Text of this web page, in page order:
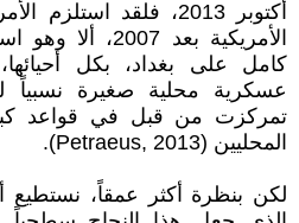
أكتوبر 2013، فلقد
الأمريكية بعد
كامل على بغداد، بكل
عسكرية محلية صغيرة نسبياً
تمركزت من قبل في قواعد
المحليين (Petraeus, 2013).
لكن بنظرة أكثر عمقاً،